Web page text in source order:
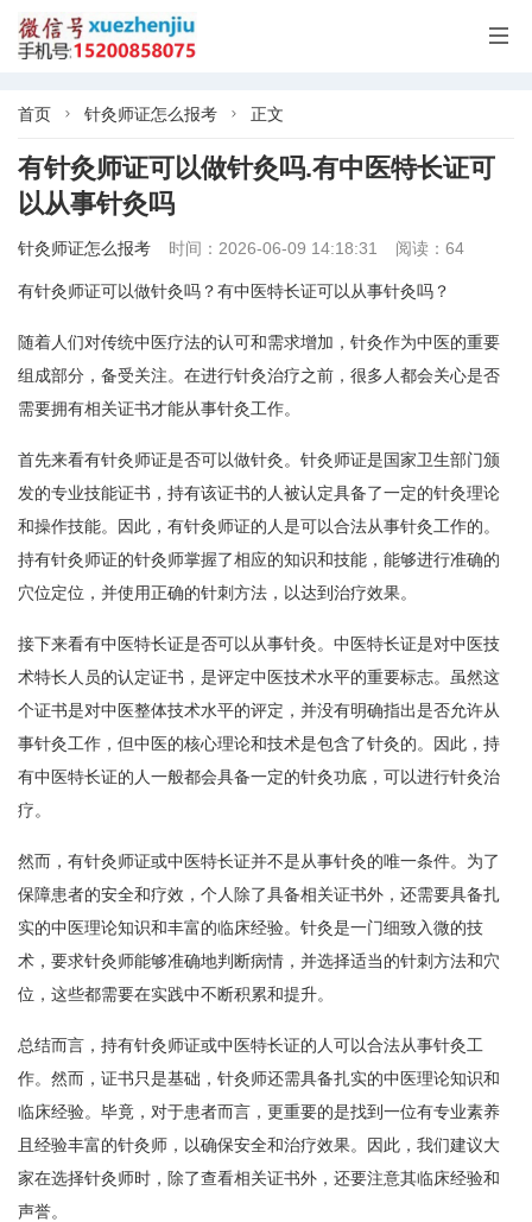

首页  针灸师证怎么报考  正文
有针灸师证可以做针灸吗.有中医特长证可
以从事针灸吗
针灸师证怎么报考 时间：2026-06-09 14:18:31 阅读：64
有针灸师证可以做针灸吗？有中医特长证可以从事针灸吗？
随着人们对传统中医疗法的认可和需求增加，针灸作为中医的重要
组成部分，备受关注。在进行针灸治疗之前，很多人都会关心是否
需要拥有相关证书才能从事针灸工作。
首先来看有针灸师证是否可以做针灸。针灸师证是国家卫生部门颁
发的专业技能证书，持有该证书的人被认定具备了一定的针灸理论
和操作技能。因此，有针灸师证的人是可以合法从事针灸工作的。
持有针灸师证的针灸师掌握了相应的知识和技能，能够进行准确的
穴位定位，并使用正确的针刺方法，以达到治疗效果。
接下来看有中医特长证是否可以从事针灸。中医特长证是对中医技
术特长人员的认定证书，是评定中医技术水平的重要标志。虽然这
个证书是对中医整体技术水平的评定，并没有明确指出是否允许从
事针灸工作，但中医的核心理论和技术是包含了针灸的。因此，持
有中医特长证的人一般都会具备一定的针灸功底，可以进行针灸治
疗。
然而，有针灸师证或中医特长证并不是从事针灸的唯一条件。为了
保障患者的安全和疗效，个人除了具备相关证书外，还需要具备扎
实的中医理论知识和丰富的临床经验。针灸是一门细致入微的技
术，要求针灸师能够准确地判断病情，并选择适当的针刺方法和穴
位，这些都需要在实践中不断积累和提升。
总结而言，持有针灸师证或中医特长证的人可以合法从事针灸工
作。然而，证书只是基础，针灸师还需具备扎实的中医理论知识和
临床经验。毕竟，对于患者而言，更重要的是找到一位有专业素养
且经验丰富的针灸师，以确保安全和治疗效果。因此，我们建议大
家在选择针灸师时，除了查看相关证书外，还要注意其临床经验和
声誉。